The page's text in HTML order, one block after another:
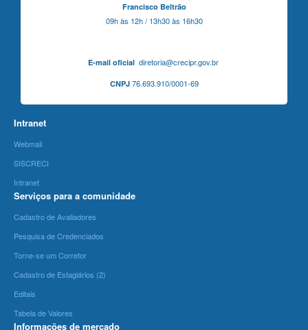
Francisco Beltrão
09h às 12h / 13h30 às 16h30
E-mail oficialdiretoria@crecipr.gov.br
CNPJ76.693.910/0001-69
Intranet
Webmail
SISCRECI
Intranet
Serviços para a comunidade
Cadastro de Avaliadores
Pesquisa de Credenciados
Torne-se um Corretor
Cadastro de Estagiários (2)
Editais
Tabela de Valores
Informações de mercado